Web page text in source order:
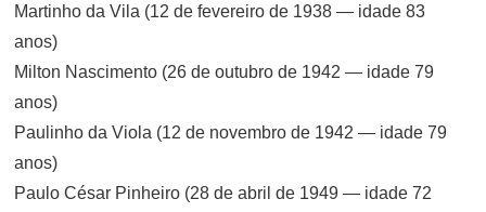
Martinho da Vila (12 de fevereiro de 1938 — idade 83
anos)
Milton Nascimento (26 de outubro de 1942 — idade 79
anos)
Paulinho da Viola (12 de novembro de 1942 — idade 79
anos)
Paulo César Pinheiro (28 de abril de 1949 — idade 72